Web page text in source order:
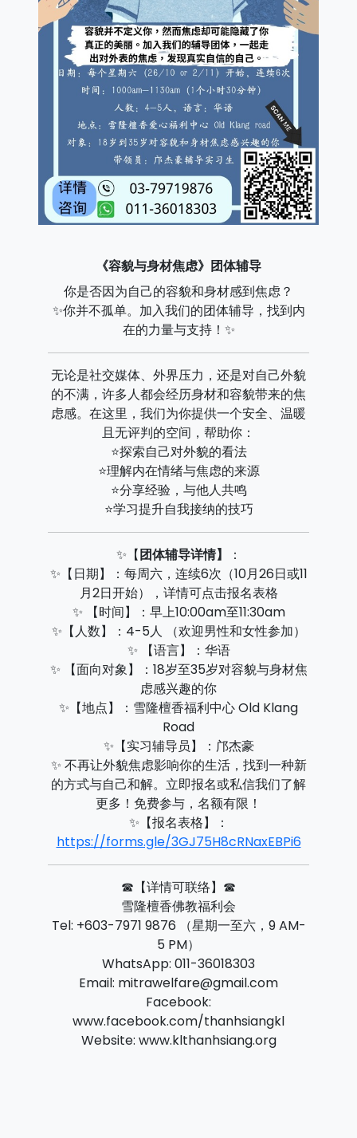
《容貌与身材焦虑》团体辅导
你是否因为自己的容貌和身材感到焦虑？
✨你并不孤单。加入我们的团体辅导，找到内
在的力量与支持！✨
无论是社交媒体、外界压力，还是对自己外貌
的不满，许多人都会经历身材和容貌带来的焦
虑感。在这里，我们为你提供一个安全、温暖
且无评判的空间，帮助你：
⭐探索自己对外貌的看法
⭐理解内在情绪与焦虑的来源
⭐分享经验，与他人共鸣
⭐学习提升自我接纳的技巧
✨【团体辅导详情】
：
✨【日期】：每周六，连续6次（10月26日或11
月2日开始），详情可点击报名表格
✨ 【时间】：早上10:00am至11:30am
✨【人数】：4-5人 （欢迎男性和女性参加）
✨ 【语言】：华语
✨ 【面向对象】：18岁至35岁对容貌与身材焦
虑感兴趣的你
✨【地点】：雪隆檀香福利中心 Old Klang
Road
✨【实习辅导员】：邝杰豪
✨ 不再让外貌焦虑影响你的生活，找到一种新
的方式与自己和解。立即报名或私信我们了解
更多！免费参与，名额有限！
✨【报名表格】：
https://forms.gle/3GJ75H8cRNaxEBPi6
☎【详情可联络】☎
雪隆檀香佛教福利会
Tel: +603-7971 9876 （星期一至六，9 AM-
5 PM）
WhatsApp: 011-36018303
Email: mitrawelfare@gmail.com
Facebook:
www.facebook.com/thanhsiangkl
Website: www.klthanhsiang.org